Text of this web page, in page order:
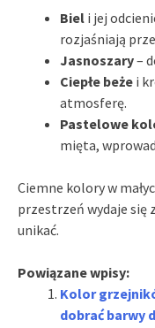
Biel i jej
rozjaśniają
Jasnoszary–
Ciepłe beże i
atmosferę.
Pastelowe
mięta,
Ciemne kolory w
przestrzeń wydaje się
unikać.
Powiązane wpisy:
Kolor
dobrać barwy